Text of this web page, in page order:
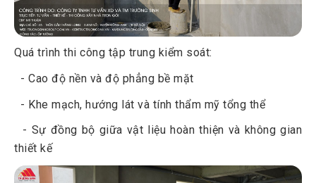
Quá trình thi công tập trung kiểm soát:
- Cao độ nền và độ phẳng bề mặt
- Khe mạch, hướng lát và tính thẩm mỹ tổng thể
- Sự đồng bộ giữa vật liệu hoàn thiện và không gian
thiết kế